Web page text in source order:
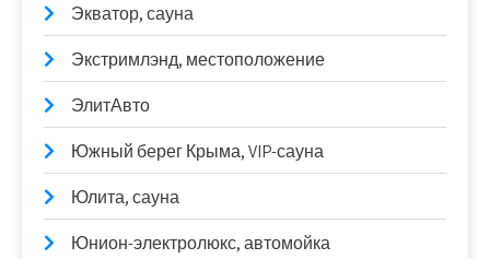
Экватор, сауна
Экстримлэнд, местоположение
ЭлитАвто
Южный берег Крыма, VIP-сауна
Юлита, сауна
Юнион-электролюкс, автомойка